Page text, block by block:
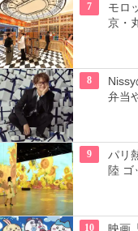
7
モロ
京・
8
弁当
9
パリ
陸 ゴ
レ
10